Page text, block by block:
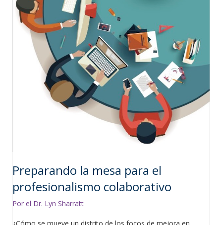
Preparando la mesa para el
profesionalismo colaborativo
Por el Dr. Lyn Sharratt